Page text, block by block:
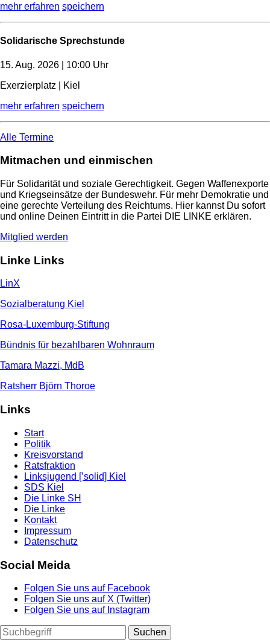
mehr erfahren speichern
Solidarische Sprechstunde
15. Aug. 2026 | 10:00 Uhr
Exerzierplatz | Kiel
mehr erfahren speichern
Alle Termine
Mitmachen und einmischen
Für Solidarität und soziale Gerechtigkeit. Gegen Waffenexporte
und Kriegseinsätze der Bundeswehr. Für mehr Demokratie und
eine gerechte Verteilung des Reichtums. Hier kannst Du sofort
und online Deinen Eintritt in die Partei DIE LINKE erklären.
Mitglied werden
Linke Links
LinX
Sozialberatung Kiel
Rosa-Luxemburg-Stiftung
Bündnis für bezahlbaren Wohnraum
Tamara Mazzi, MdB
Ratsherr Björn Thoroe
Links
Start
Politik
Kreisvorstand
Ratsfraktion
Linksjugend [’solid] Kiel
SDS Kiel
Die Linke SH
Die Linke
Kontakt
Impressum
Datenschutz
Social Meida
Folgen Sie uns auf Facebook
Folgen Sie uns auf X (Twitter)
Folgen Sie uns auf Instagram
Suchen